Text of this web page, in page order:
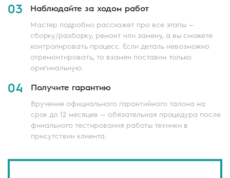
03 Наблюдайте за ходом работ
Мастер подробно расскажет про все этапы —
сборку/разборку, ремонт или замену, а вы сможете
контролировать процесс. Если деталь невозможно
отремонтировать, то взамен поставим только
оригинальную.
04 Получите гарантию
Вручение официального гарантийного талона на
срок до 12 месяцев — обязательная процедура после
финального тестирования работы техники в
присутствии клиента.